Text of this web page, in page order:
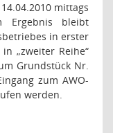
mittags
Ergebnis bleibt
in erster
„zweiter Reihe“
Grundstück Nr.
zum AWO-
werden.